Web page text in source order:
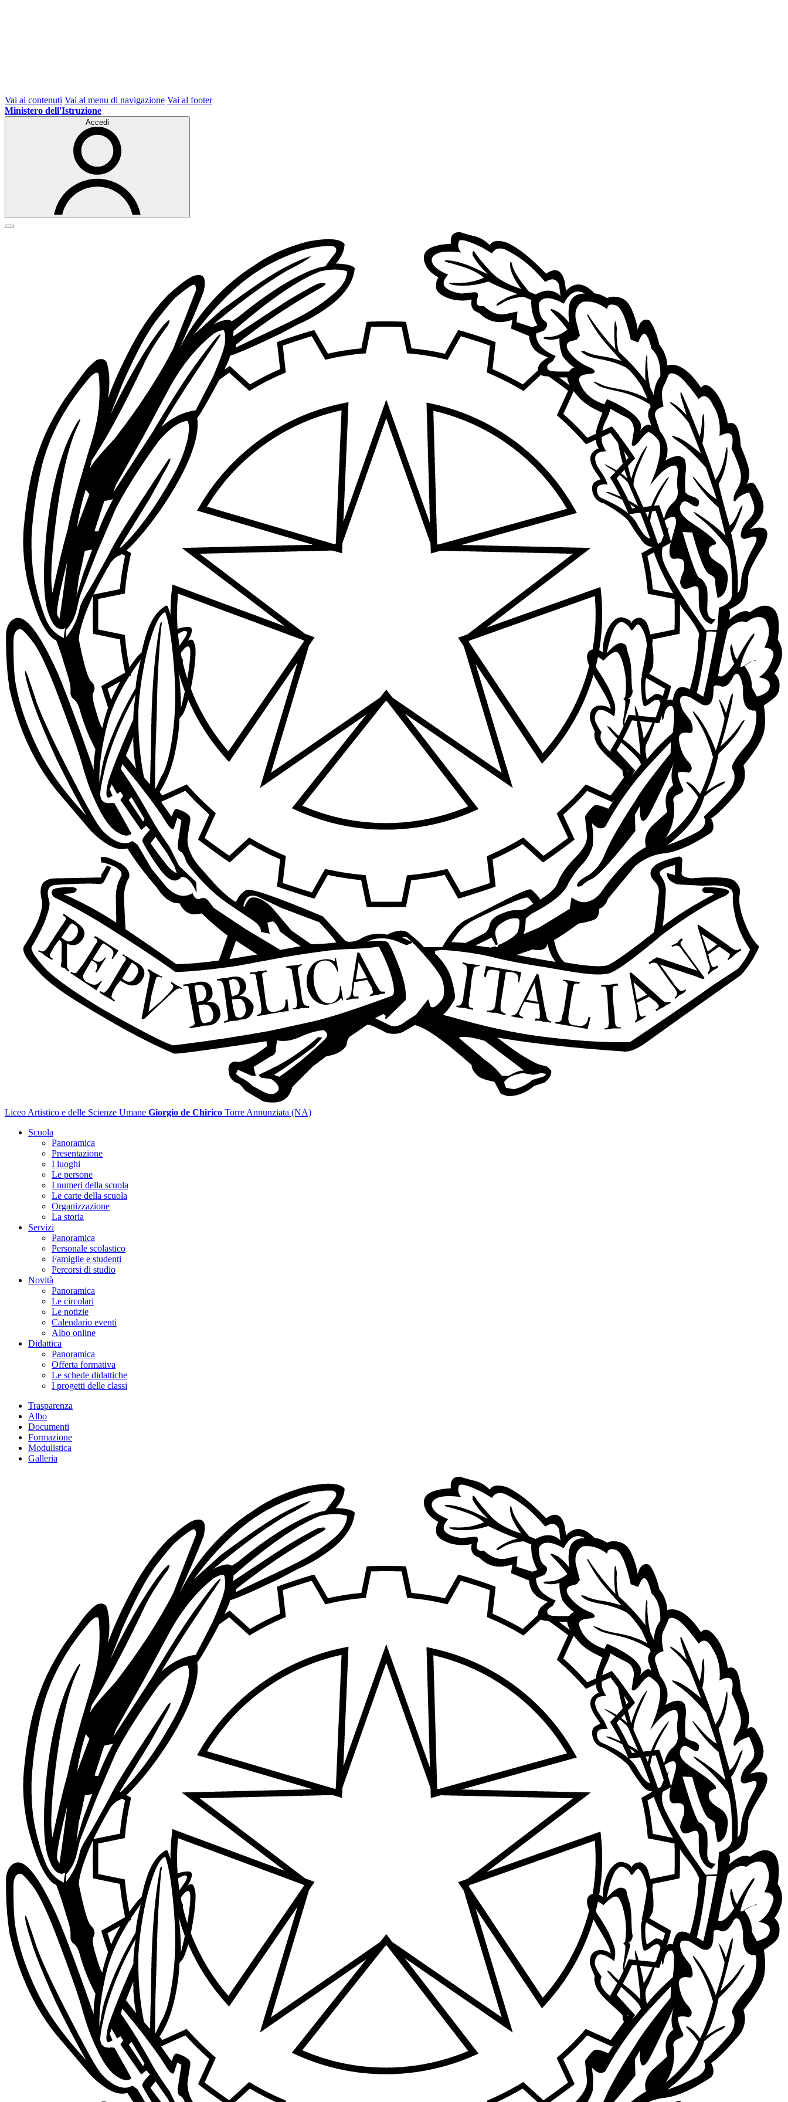
Vai ai contenuti Vai al menu di navigazione Vai al footer
Ministero dell'Istruzione
Accedi
Liceo Artistico e delle Scienze Umane Giorgio de Chirico Torre Annunziata (NA)
Scuola
Panoramica
Presentazione
I luoghi
Le persone
I numeri della scuola
Le carte della scuola
Organizzazione
La storia
Servizi
Panoramica
Personale scolastico
Famiglie e studenti
Percorsi di studio
Novità
Panoramica
Le circolari
Le notizie
Calendario eventi
Albo online
Didattica
Panoramica
Offerta formativa
Le schede didattiche
I progetti delle classi
Trasparenza
Albo
Documenti
Formazione
Modulistica
Galleria